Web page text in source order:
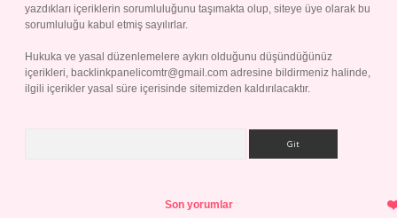
yazdıkları içeriklerin sorumluluğunu taşımakta olup, siteye üye olarak bu
sorumluluğu kabul etmiş sayılırlar.
Hukuka ve yasal düzenlemelere aykırı olduğunu düşündüğünüz
içerikleri, backlinkpanelicomtr@gmail.com adresine bildirmeniz halinde,
ilgili içerikler yasal süre içerisinde sitemizden kaldırılacaktır.
Son yorumlar